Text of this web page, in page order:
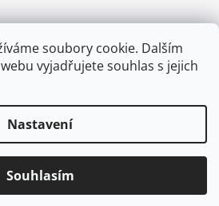
soubory cookie. Dalším
vyjadřujete souhlas s jejich
Nastavení
Souhlasím
- pátek)
& Nice Cosmetics. Všechna práva
Upravit nastavení cookies